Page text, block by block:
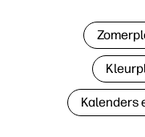
Kalenders